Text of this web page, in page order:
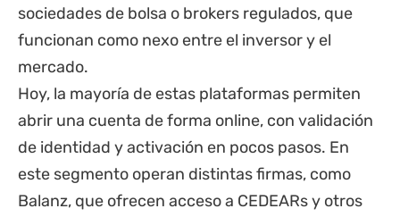
sociedades de bolsa o brokers regulados, que
funcionan como nexo entre el inversor y el
mercado.
Hoy, la mayoría de estas plataformas permiten
abrir una cuenta de forma online, con validación
de identidad y activación en pocos pasos. En
este segmento operan distintas firmas, como
Balanz, que ofrecen acceso a CEDEARs y otros